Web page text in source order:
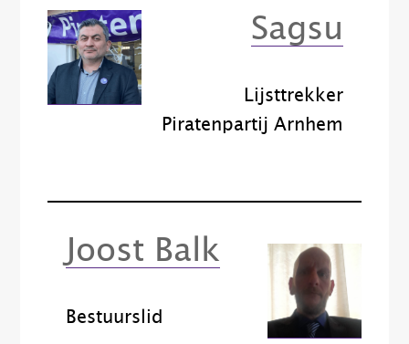
Sagsu
Lijsttrekker
Piratenpartij Arnhem
Joost Balk
Bestuurslid